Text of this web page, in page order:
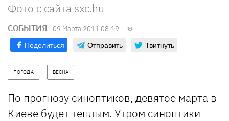
Фото с сайта sxc.hu
СОБЫТИЯ 09 Марта 2011 08:19
Поделиться Отправить Твитнуть
ПОГОДА ВЕСНА
По прогнозу синоптиков, девятое марта в
Киеве будет теплым. Утром синоптики